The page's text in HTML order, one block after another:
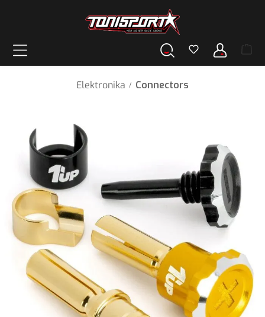
Elektronika / Connectors